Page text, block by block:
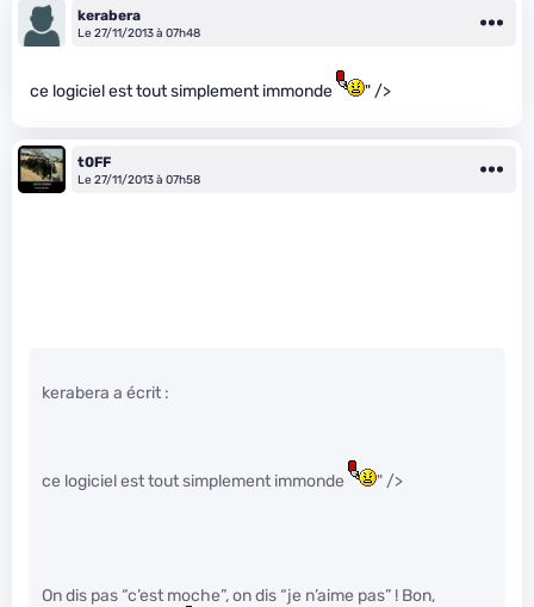
kerabera
Le 27/11/2013 à 07h48
ce logiciel est tout simplement immonde " />
t0FF
Le 27/11/2013 à 07h58
kerabera a écrit :
ce logiciel est tout simplement immonde " />
On dis pas “c’est moche”, on dis “je n’aime pas” ! Bon,